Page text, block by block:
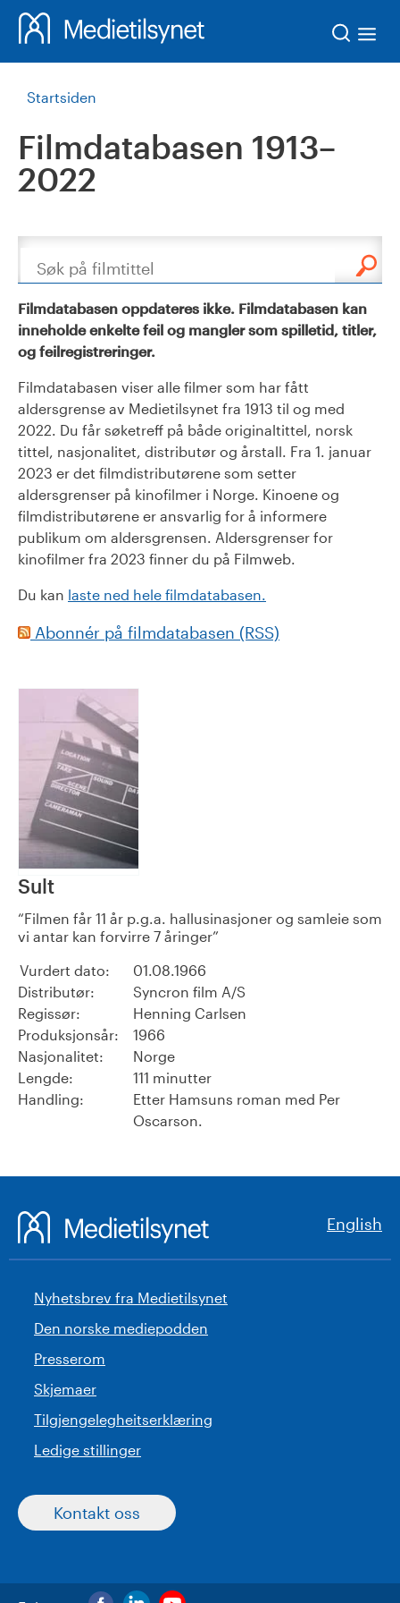
Startsiden
Filmdatabasen 1913–
2022
Søk
Filmdatabasen oppdateres ikke. Filmdatabasen kan
inneholde enkelte feil og mangler som spilletid, titler,
og feilregistreringer.
Filmdatabasen viser alle filmer som har fått
aldersgrense av Medietilsynet fra 1913 til og med
2022. Du får søketreff på både originaltittel, norsk
tittel, nasjonalitet, distributør og årstall. Fra 1. januar
2023 er det filmdistributørene som setter
aldersgrenser på kinofilmer i Norge. Kinoene og
filmdistributørene er ansvarlig for å informere
publikum om aldersgrensen. Aldersgrenser for
kinofilmer fra 2023 finner du på Filmweb.
Du kan laste ned hele filmdatabasen.
Abonnér på filmdatabasen (RSS)
Sult
Filmen får 11 år p.g.a. hallusinasjoner og samleie som
vi antar kan forvirre 7 åringer
Vurdert dato:
01.08.1966
Distributør:
Syncron film A/S
Regissør:
Henning Carlsen
Produksjonsår:
1966
Nasjonalitet:
Norge
Lengde:
111 minutter
Handling:
Etter Hamsuns roman med Per
Oscarson.
English
Nyhetsbrev fra Medietilsynet
Den norske mediepodden
Presserom
Skjemaer
Tilgjengelegheitserklæring
Ledige stillinger
Kontakt oss